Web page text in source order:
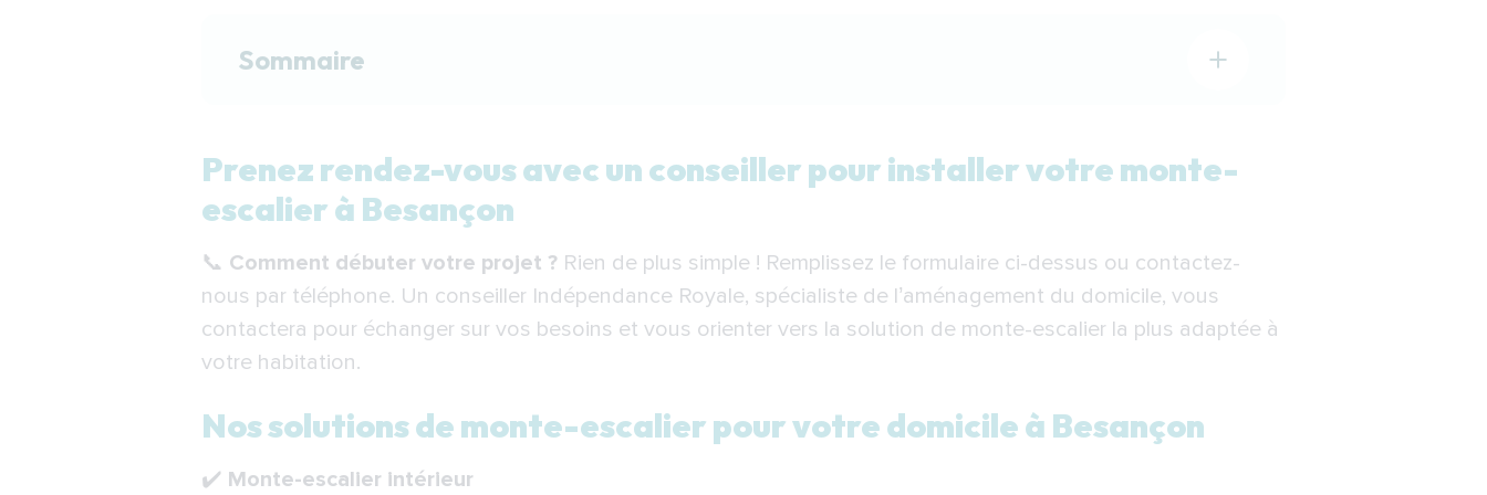
Sommaire
Prenez rendez-vous avec un conseiller pour installer votre monte-escalier à Besançon
Nos solutions de monte-escalier pour votre domicile à Besançon
Étapes de l’installation de votre monte-escalier à Besançon
Financer votre monte-escalier à Besançon
Indépendance Royale : votre partenaire pour l’installation d’un monte-escalier à Besançon
F.A.Q.
Prenez rendez-vous avec un conseiller pour installer votre monte-
escalier à Besançon
📞 Comment débuter votre projet ? Rien de plus simple ! Remplissez le formulaire ci-dessus ou contactez-
nous par téléphone. Un conseiller Indépendance Royale, spécialiste de l’aménagement du domicile, vous
contactera pour échanger sur vos besoins et vous orienter vers la solution de monte-escalier la plus adaptée à
votre habitation.
Nos solutions de monte-escalier pour votre domicile à Besançon
✔️ Monte-escalier intérieur